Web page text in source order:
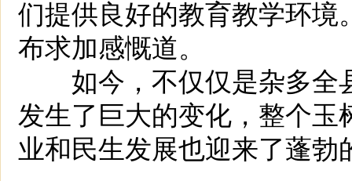
们提供良好的教育教学环境
布求加感慨道。
如今，不仅仅是杂多全
发生了巨大的变化，整个
业和民生发展也迎来了蓬勃